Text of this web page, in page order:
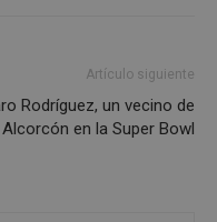
Artículo siguiente
Rodríguez, un vecino de
Alcorcón en la Super Bowl
/
PHP.net
alcorconhoy.com
Sesión